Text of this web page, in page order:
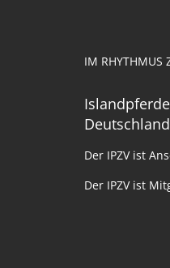
IM RHYTHMUS
Der IPZV ist
Der IPZV ist